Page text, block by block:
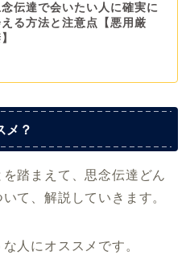
伝達で会いたい人に確実に
る方法と注意点【悪用厳
メ？
踏まえて、思念伝達どん
て、解説していきます。
人にオススメです。